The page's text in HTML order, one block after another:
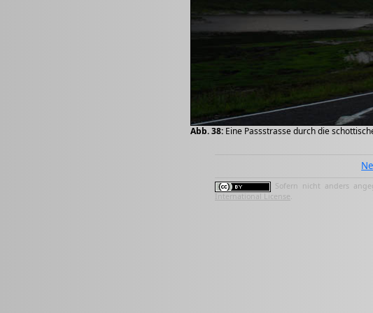
Abb. 38: Eine Passstrasse durch die
Sofern nicht anders
International License